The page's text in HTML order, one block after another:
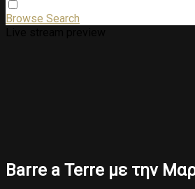
Browse Search
Barre a Terre με την